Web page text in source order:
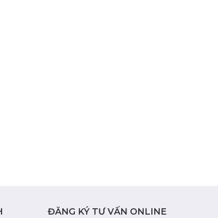
ĐĂNG KÝ TƯ VẤN ONLINE